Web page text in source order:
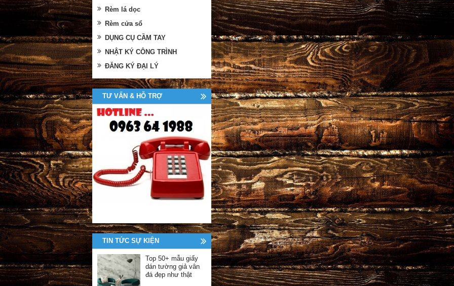
Rèm lá dọc
Rèm cửa sổ
DỤNG CỤ CẦM TAY
NHẬT KÝ CÔNG TRÌNH
ĐĂNG KÝ ĐẠI LÝ
TƯ VẤN & HỖ TRỢ
TIN TỨC SỰ KIỆN
Top 50+ mẫu giấy
dán tường giả vân
đá đẹp như thật